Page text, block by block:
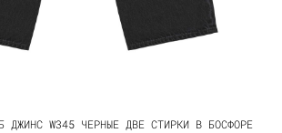
ДЖИНС W345 ЧЕРНЫЕ ДВЕ СТИРКИ В БОСФОРЕ